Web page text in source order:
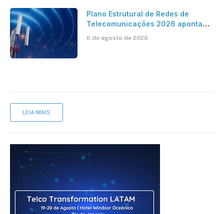
Plano Estrutural de Redes de
Telecomunicações 2026 aponta
mantém desafio
6 de agosto de 2026
LEIA MAIS